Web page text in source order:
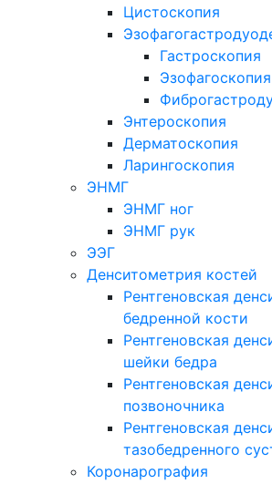
Цистоскопия
Гастроскопия
Эзофагоскопия
Энтероскопия
Дерматоскопия
Ларингоскопия
ЭНМГ
ЭНМГ ног
ЭНМГ рук
ЭЭГ
Денситометрия костей
Рентгеновская
бедренной кости
Рентгеновская
шейки бедра
Рентгеновская
позвоночника
Рентгеновская
тазобедренного
Коронарография